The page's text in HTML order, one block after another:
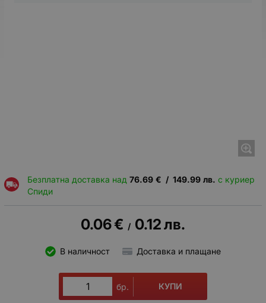
Безплатна доставка над 76.69 € / 149.99 лв. с куриер
Спиди
0.06€ / 0.12лв.
В наличност Доставка и плащане
бр. КУПИ